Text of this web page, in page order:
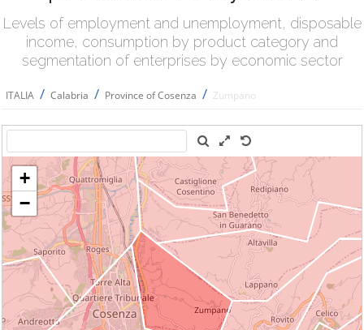
Levels of employment and unemployment, disposable
income, consumption by product category and
segmentation of enterprises by economic sector
ITALIA / Calabria / Province of Cosenza / Zumpano